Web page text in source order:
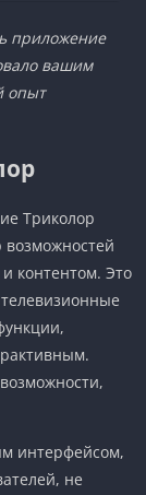
приложение
вашим
опыт
Триколор
возможностей
контентом. Это
интерфейсом,
не